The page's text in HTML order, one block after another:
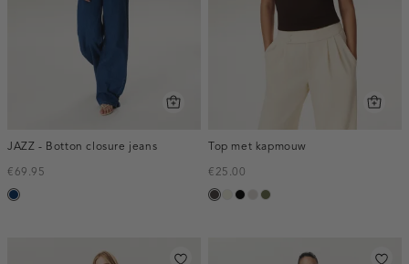
JAZZ - Botton closure jeans
€69.95
blauw,
Top met kapmouw
€25.00
choco
Ivoor
zwarttaupe,
groen,